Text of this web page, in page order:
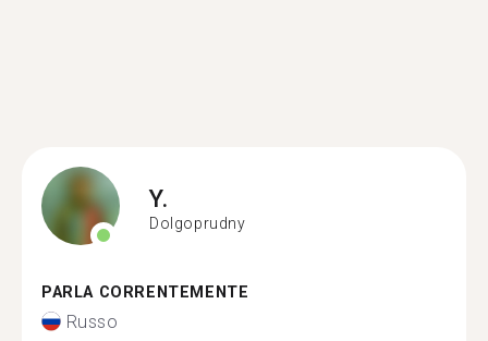
Y.
Dolgoprudny
PARLA CORRENTEMENTE
Russo